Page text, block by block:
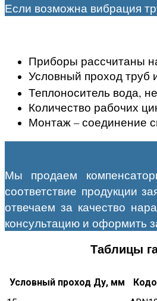
Если возможна вибрация
Приборы рассчитаны
Условный проход труб
Теплоноситель вода,
Количество рабочих
Монтаж – соединение
Мы продаем
соответствие продукции
отвечаем за качество
консультацию и оформить
Таблицы
Условный проход Ду, мм